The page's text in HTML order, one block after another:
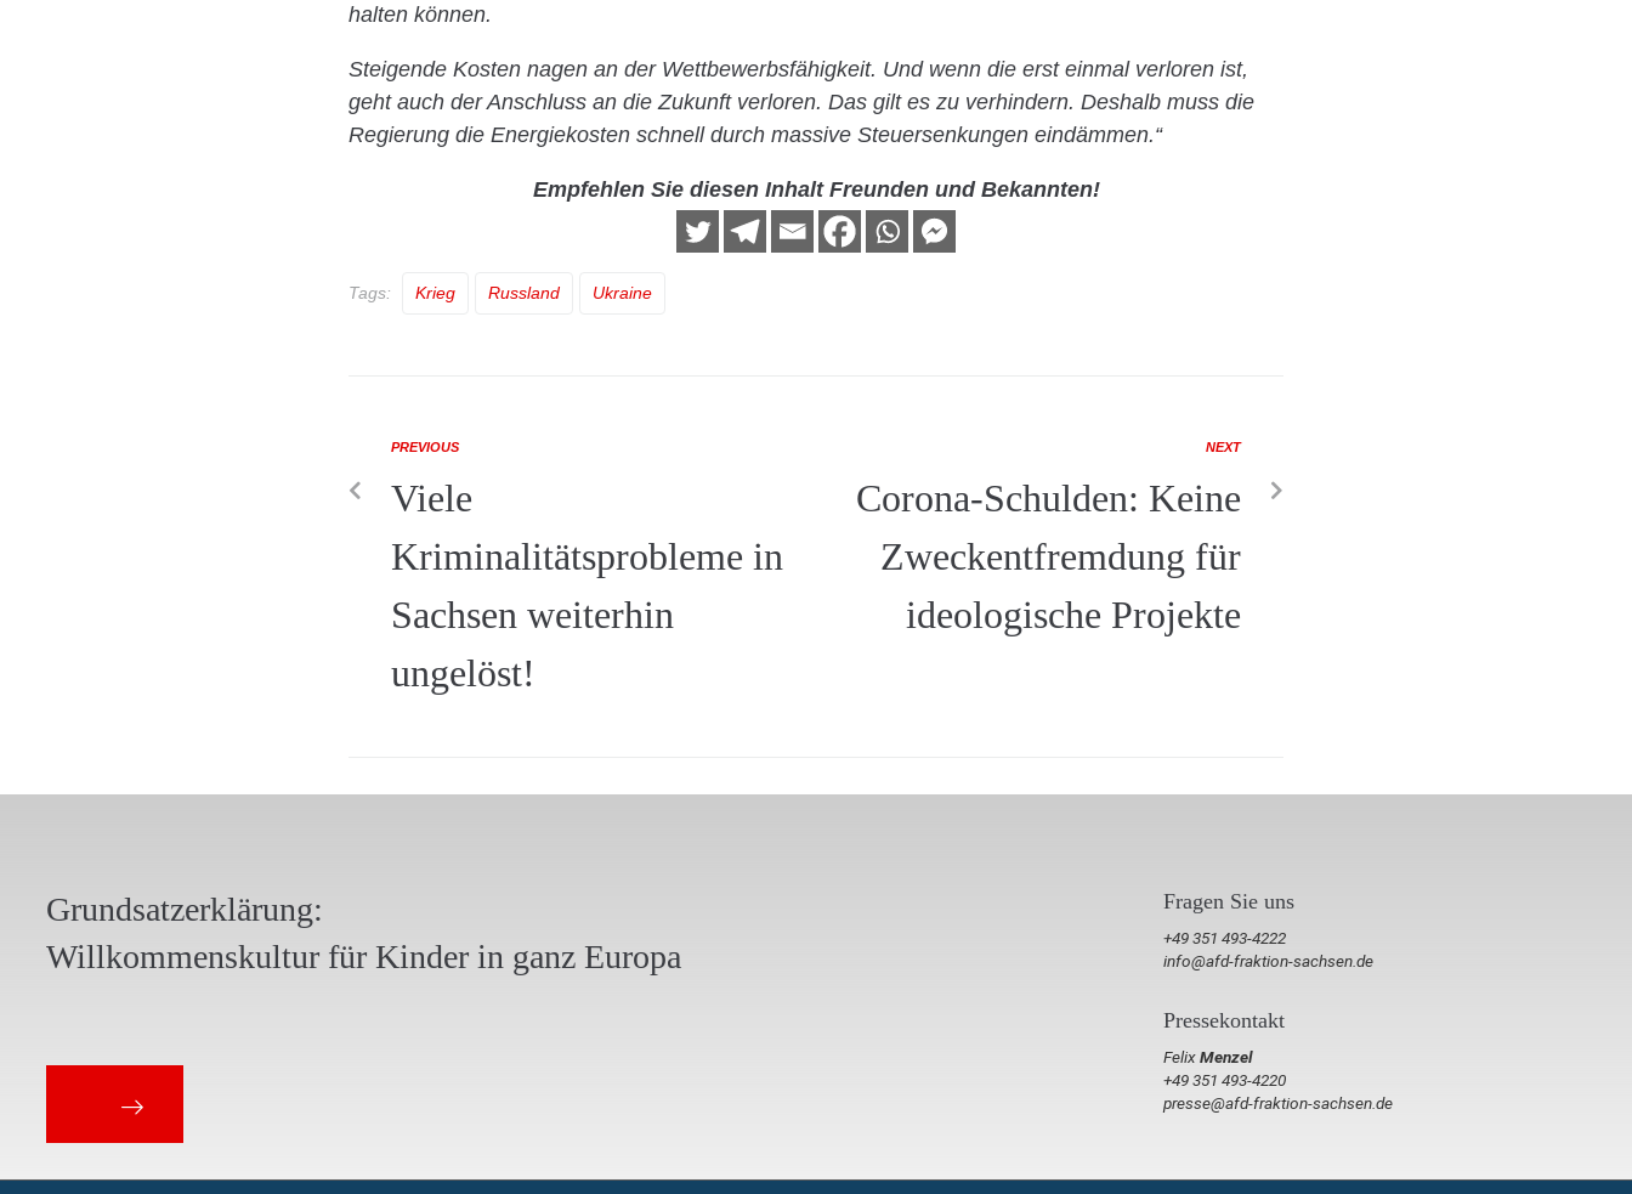
halten können.
Steigende Kosten nagen an der Wettbewerbsfähigkeit. Und wenn die erst einmal verloren ist,
geht auch der Anschluss an die Zukunft verloren. Das gilt es zu verhindern. Deshalb muss die
Regierung die Energiekosten schnell durch massive Steuersenkungen eindämmen.“
Empfehlen Sie diesen Inhalt Freunden und Bekannten!
Tags: Krieg Russland Ukraine
PREVIOUS
Viele
Kriminalitätsprobleme in
Sachsen weiterhin
ungelöst!
NEXT
Corona-Schulden: Keine
Zweckentfremdung für
ideologische Projekte
Grundsatzerklärung:
Willkommenskultur für Kinder in ganz Europa
Fragen Sie uns
+49 351 493-4222
info@afd-fraktion-sachsen.de
Pressekontakt
FelixMenzel
+49 351 493-4220
presse@afd-fraktion-sachsen.de